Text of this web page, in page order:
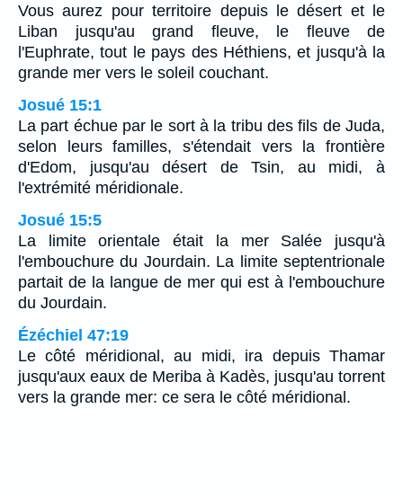
Vous aurez pour territoire depuis le désert et le
Liban jusqu'au grand fleuve, le fleuve de
l'Euphrate, tout le pays des Héthiens, et jusqu'à la
grande mer vers le soleil couchant.
Josué 15:1
La part échue par le sort à la tribu des fils de Juda,
selon leurs familles, s'étendait vers la frontière
d'Edom, jusqu'au désert de Tsin, au midi, à
l'extrémité méridionale.
Josué 15:5
La limite orientale était la mer Salée jusqu'à
l'embouchure du Jourdain. La limite septentrionale
partait de la langue de mer qui est à l'embouchure
du Jourdain.
Ézéchiel 47:19
Le côté méridional, au midi, ira depuis Thamar
jusqu'aux eaux de Meriba à Kadès, jusqu'au torrent
vers la grande mer: ce sera le côté méridional.